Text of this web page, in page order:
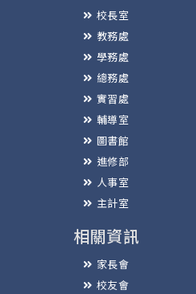
校長室
教務處
學務處
總務處
實習處
輔導室
圖書館
進修部
人事室
主計室
相關資訊
家長會
校友會